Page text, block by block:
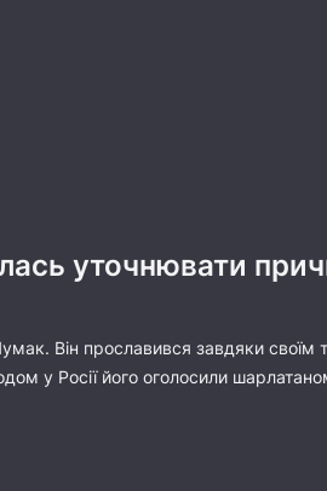
уточнювати
Він прославився завдяки своїм
у Росії його оголосили